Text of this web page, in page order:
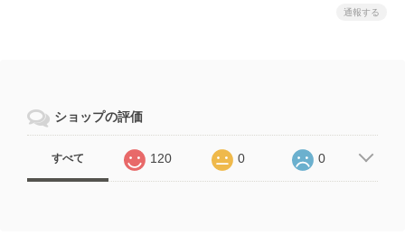
通報する
ショップの評価
すべて 120 0 0